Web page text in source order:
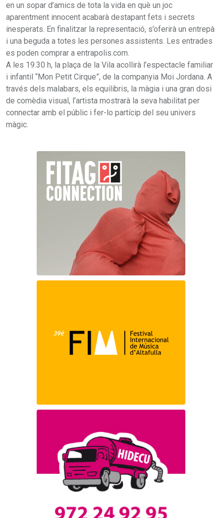
en un sopar d’amics de tota la vida en què un joc
aparentment innocent acabarà destapant fets i secrets
inesperats. En finalitzar la representació, s’oferirà un entrepà
i una beguda a totes les persones assistents. Les entrades
es poden comprar a entrapolis.com.
A les 19.30 h, la plaça de la Vila acollirà l’espectacle familiar
i infantil “Mon Petit Cirque”, de la companyia Moi Jordana. A
través dels malabars, els equilibris, la màgia i una gran dosi
de comèdia visual, l’artista mostrarà la seva habilitat per
connectar amb el públic i fer-lo partícip del seu univers
màgic.